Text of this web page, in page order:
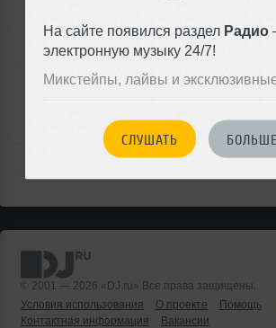
На сайте появился раздел Радио
электронную музыку 24/7!
Микстейпы, лайвы и
СЛУШАТЬ
Или
© 2001 — 2026 «DJ.ru» Все права защищены.
Условия использования
О проекте Помощь
Контактная информация
Вакансии